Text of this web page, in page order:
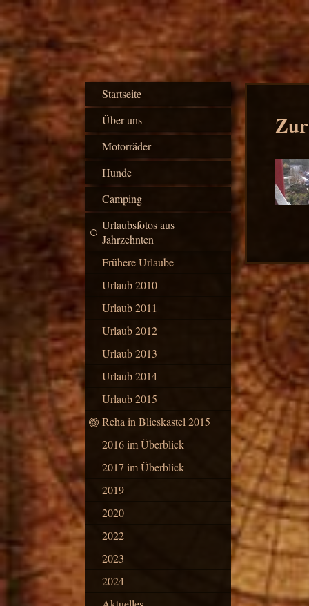
Startseite
Über uns
Motorräder
Hunde
Camping
Urlaubsfotos aus
Jahrzehnten
Frühere Urlaube
Urlaub 2010
Urlaub 2011
Urlaub 2012
Urlaub 2013
Urlaub 2014
Urlaub 2015
Reha in Blieskastel 2015
2016 im Überblick
2017 im Überblick
2019
2020
2022
2023
2024